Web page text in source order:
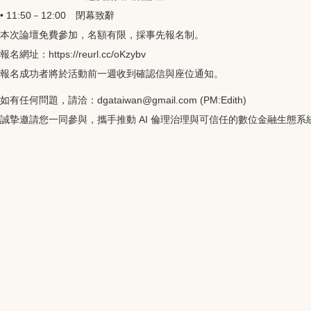
• 11:50－12:00 閉幕致辭
本次論壇免費參加，名額有限，採事先報名制。
報名網址：https://reurl.cc/oKzybv
報名成功者將於活動前一週收到確認信與座位通知。
如有任何問題，請洽：dgataiwan@gmail.com (PM:Edith)
誠摯邀請您一同參與，攜手推動 AI 倫理治理與可信任的數位金融生態系